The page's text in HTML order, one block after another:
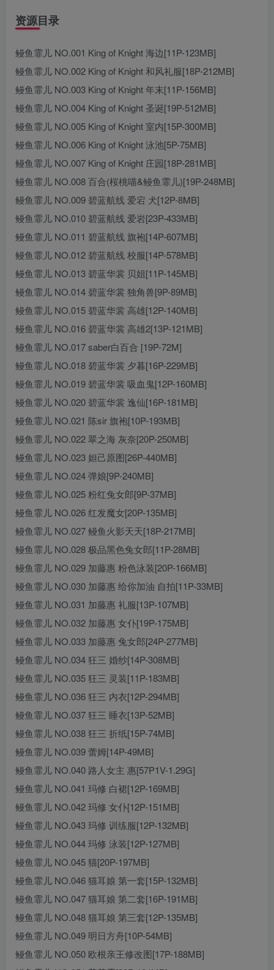
资源目录
鳗鱼霏儿 NO.001 King of Knight 海边[11P-123MB]
鳗鱼霏儿 NO.002 King of Knight 和风礼服[18P-212MB]
鳗鱼霏儿 NO.003 King of Knight 年末[11P-156MB]
鳗鱼霏儿 NO.004 King of Knight 圣诞[19P-512MB]
鳗鱼霏儿 NO.005 King of Knight 室内[15P-300MB]
鳗鱼霏儿 NO.006 King of Knight 泳池[5P-75MB]
鳗鱼霏儿 NO.007 King of Knight 庄园[18P-281MB]
鳗鱼霏儿 NO.008 百合(桜桃喵&鳗鱼霏儿)[19P-248MB]
鳗鱼霏儿 NO.009 碧蓝航线 爱宕 犬[12P-8MB]
鳗鱼霏儿 NO.010 碧蓝航线 爱岩[23P-433MB]
鳗鱼霏儿 NO.011 碧蓝航线 旗袍[14P-607MB]
鳗鱼霏儿 NO.012 碧蓝航线 校服[14P-578MB]
鳗鱼霏儿 NO.013 碧蓝华裳 贝姐[11P-145MB]
鳗鱼霏儿 NO.014 碧蓝华裳 独角兽[9P-89MB]
鳗鱼霏儿 NO.015 碧蓝华裳 高雄[12P-140MB]
鳗鱼霏儿 NO.016 碧蓝华裳 高雄2[13P-121MB]
鳗鱼霏儿 NO.017 saber白百合 [19P-72M]
鳗鱼霏儿 NO.018 碧蓝华裳 夕暮[16P-229MB]
鳗鱼霏儿 NO.019 碧蓝华裳 吸血鬼[12P-160MB]
鳗鱼霏儿 NO.020 碧蓝华裳 逸仙[16P-181MB]
鳗鱼霏儿 NO.021 陈sir 旗袍[10P-193MB]
鳗鱼霏儿 NO.022 翠之海 灰奈[20P-250MB]
鳗鱼霏儿 NO.023 妲己原图[26P-440MB]
鳗鱼霏儿 NO.024 弹娘[9P-240MB]
鳗鱼霏儿 NO.025 粉红兔女郎[9P-37MB]
鳗鱼霏儿 NO.026 红发魔女[20P-135MB]
鳗鱼霏儿 NO.027 鳗鱼火影天天[18P-217MB]
鳗鱼霏儿 NO.028 极品黑色兔女郎[11P-28MB]
鳗鱼霏儿 NO.029 加藤惠 粉色泳装[20P-166MB]
鳗鱼霏儿 NO.030 加藤惠 给你加油 自拍[11P-33MB]
鳗鱼霏儿 NO.031 加藤惠 礼服[13P-107MB]
鳗鱼霏儿 NO.032 加藤惠 女仆[19P-175MB]
鳗鱼霏儿 NO.033 加藤惠 兔女郎[24P-277MB]
鳗鱼霏儿 NO.034 狂三 婚纱[14P-308MB]
鳗鱼霏儿 NO.035 狂三 灵装[11P-183MB]
鳗鱼霏儿 NO.036 狂三 内衣[12P-294MB]
鳗鱼霏儿 NO.037 狂三 睡衣[13P-52MB]
鳗鱼霏儿 NO.038 狂三 折纸[15P-74MB]
鳗鱼霏儿 NO.039 蕾姆[14P-49MB]
鳗鱼霏儿 NO.040 路人女主 惠[57P1V-1.29G]
鳗鱼霏儿 NO.041 玛修 白裙[12P-169MB]
鳗鱼霏儿 NO.042 玛修 女仆[12P-151MB]
鳗鱼霏儿 NO.043 玛修 训练服[12P-132MB]
鳗鱼霏儿 NO.044 玛修 泳装[12P-127MB]
鳗鱼霏儿 NO.045 猫[20P-197MB]
鳗鱼霏儿 NO.046 猫耳娘 第一套[15P-132MB]
鳗鱼霏儿 NO.047 猫耳娘 第二套[16P-191MB]
鳗鱼霏儿 NO.048 猫耳娘 第三套[12P-135MB]
鳗鱼霏儿 NO.049 明日方舟[10P-54MB]
鳗鱼霏儿 NO.050 欧根亲王修改图[17P-188MB]